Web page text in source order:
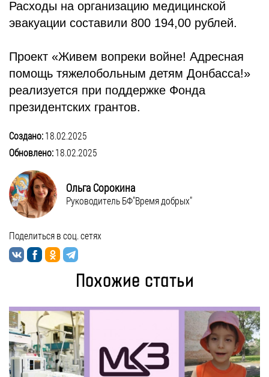
Расходы на организацию медицинской
эвакуации составили 800 194,00 рублей.
Проект «Живем вопреки войне! Адресная
помощь тяжелобольным детям Донбасса!»
реализуется при поддержке Фонда
президентских грантов.
Создано:18.02.2025
Обновлено:18.02.2025
Ольга Сорокина
Руководитель БФ"Время добрых"
Поделиться в соц. сетях
Похожие статьи